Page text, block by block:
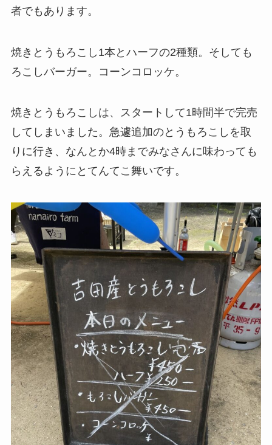
者でもあります。
焼きとうもろこし1本とハーフの2種類。そしても
ろこしバーガー。コーンコロッケ。
焼きとうもろこしは、スタートして1時間半で完売
してしまいました。急遽追加のとうもろこしを取
りに行き、なんとか4時までみなさんに味わっても
らえるようにとてんてこ舞いです。